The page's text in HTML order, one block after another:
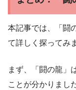
本記事では、「闘
て詳しく探ってみ
まず、「闘の龍」
ことが分かりまし